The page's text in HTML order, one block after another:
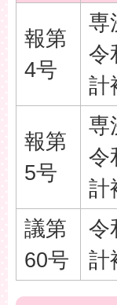
報第
4号
専
令
計
報第
5号
専
令
計
議第
60号
令
計